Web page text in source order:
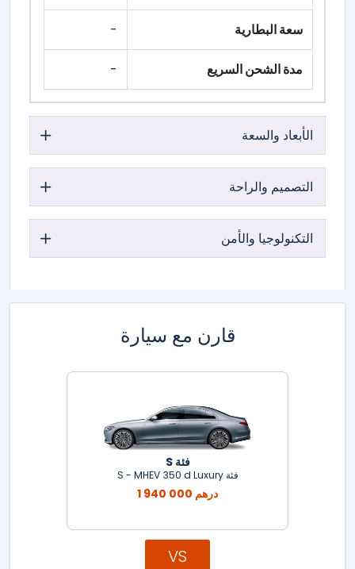
سعة البطارية -
مدة الشحن السريع -
الأبعاد والسعة
التصميم والراحة
التكنولوجيا والأمن
قارن مع سيارة
فئة S
فئة S - MHEV 350 d Luxury
1 940 000 درهم
VS